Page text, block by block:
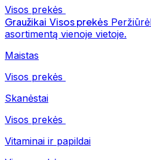
Visos prekės
Graužikai Visos prekės
asortimentą vienoje vietoje.
Maistas
Visos prekės
Skanėstai
Visos prekės
Vitaminai ir papildai